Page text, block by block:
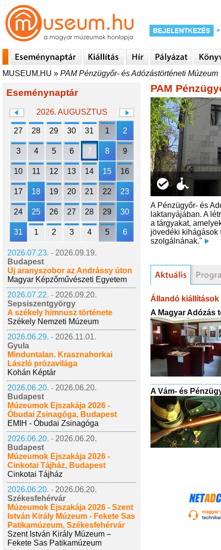
MUSEUM.HU » PAM Pénzügyőr- és Adózástörténeti Múzeum
Eseménynaptár
2026. AUGUSZTUS
27 28 29 30 31 1 2
3 4 5 6 7 8 9
10 11 12 13 14 15 16
17 18 19 20 21 22 23
24 25 26 27 28 29 30
31 1 2 3 4 5 6
2026.07.23. - 2026.09.19.
Budapest
Új aranyszobor az Andrássy úton
Magyar Képzőművészeti Egyetem
2026.07.22. - 2026.09.20.
Sepsiszentgyörgy
A székely himnusz története
Székely Nemzeti Múzeum
2026.06.29. - 2026.11.01.
Gyula
Minduntalan. Krasznahorkai
László prózavilága
Kohán Képtár
2026.06.20. - 2026.06.20.
Budapest
Múzeumok Éjszakája 2026 -
Óbudai Zsinagóga, Budapest
EMIH - Óbudai Zsinagóga
2026.06.20. - 2026.06.20.
Budapest
Múzeumok Éjszakája 2026 -
Cinkotai Tájház, Budapest
Cinkotai Tájház
2026.06.20. - 2026.06.20.
Székesfehérvár
Múzeumok Éjszakája 2026 - Szent
István Király Múzeum - Fekete Sas
Patikamúzeum, Székesfehérvár
Szent István Király Múzeum –
Fekete Sas Patikamúzeum
PAM
A Pénzügyőr- és
laktanyájában. A
a tárgyakat,
jövedéki kihágások
szolgálnának."
Állandó kiállítások
A Magyar Adózás
A Vám- és